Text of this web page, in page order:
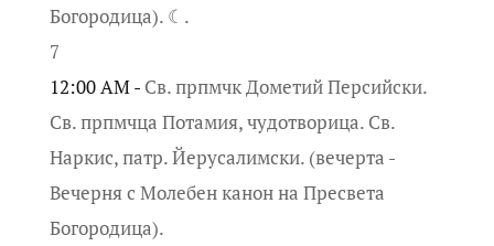
Богородица). ☾.
7
12:00 AM - Св. прпмчк Дометий Персийски.
Св. прпмчца Потамия, чудотворица. Св.
Наркис, патр. Йерусалимски. (вечерта -
Вечерня с Молебен канон на Пресвета
Богородица).